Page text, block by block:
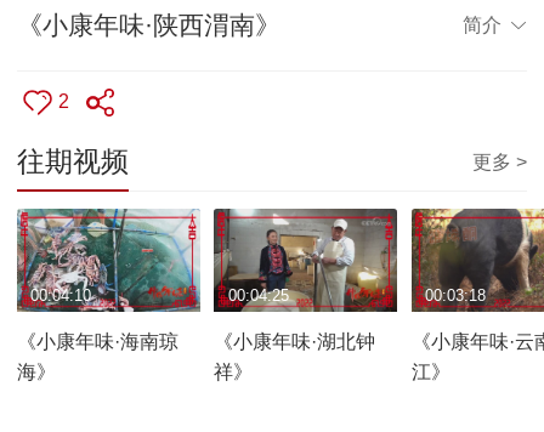
《小康年味·陕西渭南》 简介
2
往期视频 更多 >
《小康年味·海南琼
海》
00:04:10
《小康年味·湖北钟
祥》
00:04:25
《小康年味·云
江》
00:03:18